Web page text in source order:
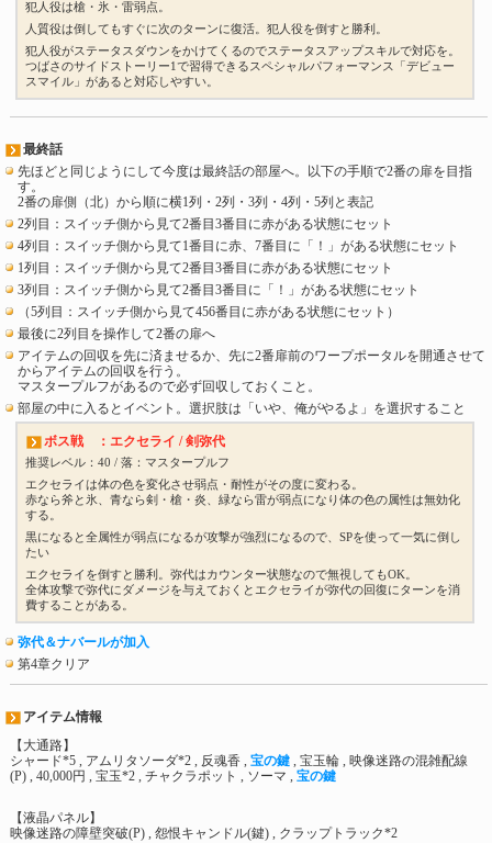
犯人役は槍・氷・雷弱点。
人質役は倒してもすぐに次のターンに復活。犯人役を倒すと勝利。
犯人役がステータスダウンをかけてくるのでステータスアップスキルで対応を。
つばさのサイドストーリー1で習得できるスペシャルパフォーマンス「デビュー
スマイル」があると対応しやすい。
最終話
先ほどと同じようにして今度は最終話の部屋へ。以下の手順で2番の扉を目指
す。
2番の扉側（北）から順に横1列・2列・3列・4列・5列と表記
2列目：スイッチ側から見て2番目3番目に赤がある状態にセット
4列目：スイッチ側から見て1番目に赤、7番目に「！」がある状態にセット
1列目：スイッチ側から見て2番目3番目に赤がある状態にセット
3列目：スイッチ側から見て2番目3番目に「！」がある状態にセット
（5列目：スイッチ側から見て456番目に赤がある状態にセット）
最後に2列目を操作して2番の扉へ
アイテムの回収を先に済ませるか、先に2番扉前のワープポータルを開通させて
からアイテムの回収を行う。
マスタープルフがあるので必ず回収しておくこと。
部屋の中に入るとイベント。選択肢は「いや、俺がやるよ」を選択すること
ボス戦 ：エクセライ / 剣弥代
推奨レベル：40 / 落：マスタープルフ
エクセライは体の色を変化させ弱点・耐性がその度に変わる。
赤なら斧と氷、青なら剣・槍・炎、緑なら雷が弱点になり体の色の属性は無効化
する。
黒になると全属性が弱点になるが攻撃が強烈になるので、SPを使って一気に倒し
たい
エクセライを倒すと勝利。弥代はカウンター状態なので無視してもOK。
全体攻撃で弥代にダメージを与えておくとエクセライが弥代の回復にターンを消
費することがある。
弥代＆ナバールが加入
第4章クリア
アイテム情報
【大通路】
シャード*5 , アムリタソーダ*2 , 反魂香 , 宝の鍵 , 宝玉輪 , 映像迷路の混雑配線
(P) , 40,000円 , 宝玉*2 , チャクラポット , ソーマ , 宝の鍵
【液晶パネル】
映像迷路の障壁突破(P) , 怨恨キャンドル(鍵) , クラップトラック*2